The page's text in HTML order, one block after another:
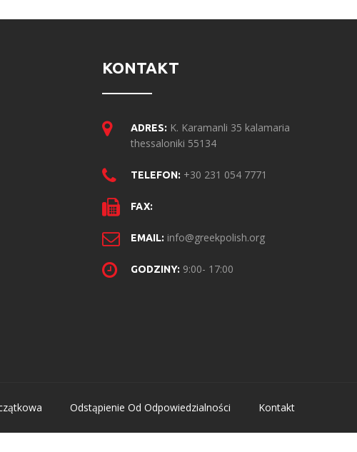
KONTAKT
ADRES: K. Karamanli 35 kalamaria
thessaloniki 55134
TELEFON: +30 231 054 7771
FAX:
EMAIL: info@greekpolish.org
GODZINY: 9:00- 17:00
Odstąpienie Od Odpowiedzialności Kontakt